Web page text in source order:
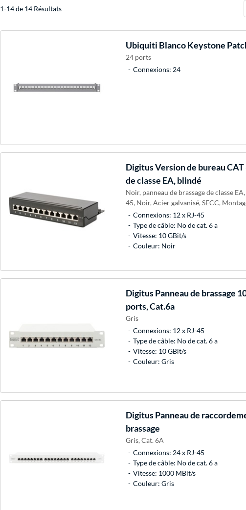
1-14 de 14 Résultats
Ubiquiti Blanco Keystone
24 ports
Connexions: 24
DigitusVersion de bureau CAT
de classe EA, blindé
Noir, panneau de brassage de classe
45, Noir, Acier galvanisé, SECC,
Connexions: 12 x RJ-45
Type de câble: No de cat. 6 a
Vitesse: 10 GBit/s
Couleur: Noir
DigitusPanneau de brassage
ports, Cat.6a
Gris
Connexions: 12 x RJ-45
Type de câble: No de cat. 6 a
Vitesse: 10 GBit/s
Couleur: Gris
DigitusPanneau de
brassage
Gris, Cat. 6A
Connexions: 24 x RJ-45
Type de câble: No de cat. 6 a
Vitesse: 1000 MBit/s
Couleur: Gris